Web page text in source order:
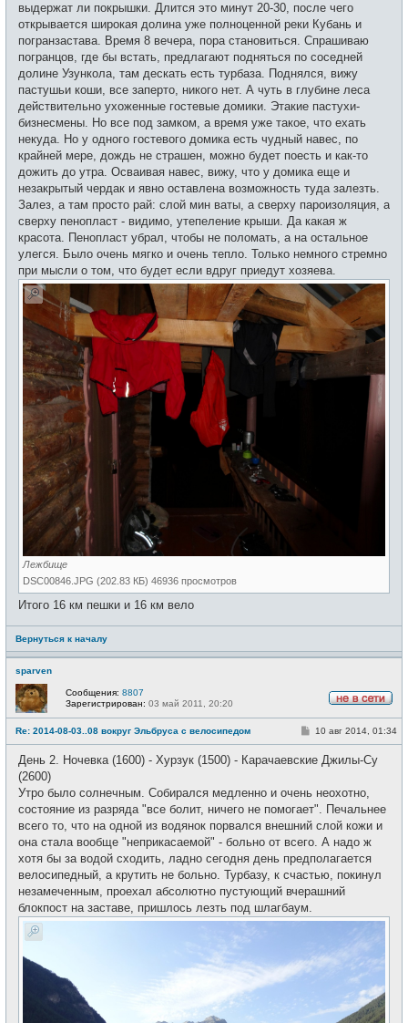
выдержат ли покрышки. Длится это минут 20-30, после чего
открывается широкая долина уже полноценной реки Кубань и
погранзастава. Время 8 вечера, пора становиться. Спрашиваю
погранцов, где бы встать, предлагают подняться по соседней
долине Узункола, там дескать есть турбаза. Поднялся, вижу
пастушьи коши, все заперто, никого нет. А чуть в глубине леса
действительно ухоженные гостевые домики. Этакие пастухи-
бизнесмены. Но все под замком, а время уже такое, что ехать
некуда. Но у одного гостевого домика есть чудный навес, по
крайней мере, дождь не страшен, можно будет поесть и как-то
дожить до утра. Осваивая навес, вижу, что у домика еще и
незакрытый чердак и явно оставлена возможность туда залезть.
Залез, а там просто рай: слой мин ваты, а сверху пароизоляция, а
сверху пенопласт - видимо, утепеление крыши. Да какая ж
красота. Пенопласт убрал, чтобы не поломать, а на остальное
улегся. Было очень мягко и очень тепло. Только немного стремно
при мысли о том, что будет если вдруг приедут хозяева.
Лежбище
DSC00846.JPG (202.83 КБ) 46936 просмотров
Итого 16 км пешки и 16 км вело
Вернуться к началу
sparven
в
с
Сообщения: 8807
Зарегистрирован: 03 май 2011, 20:20
Re: 2014-08-03..08 вокруг Эльбруса с велосипедом
С
б
н
и
10 авг 2014, 01:34
День 2. Ночевка (1600) - Хурзук (1500) - Карачаевские Джилы-Су
(2600)
Утро было солнечным. Собирался медленно и очень неохотно,
состояние из разряда "все болит, ничего не помогает". Печальнее
всего то, что на одной из водянок порвался внешний слой кожи и
она стала вообще "неприкасаемой" - больно от всего. А надо ж
хотя бы за водой сходить, ладно сегодня день предполагается
велосипедный, а крутить не больно. Турбазу, к счастью, покинул
незамеченным, проехал абсолютно пустующий вчерашний
блокпост на заставе, пришлось лезть под шлагбаум.